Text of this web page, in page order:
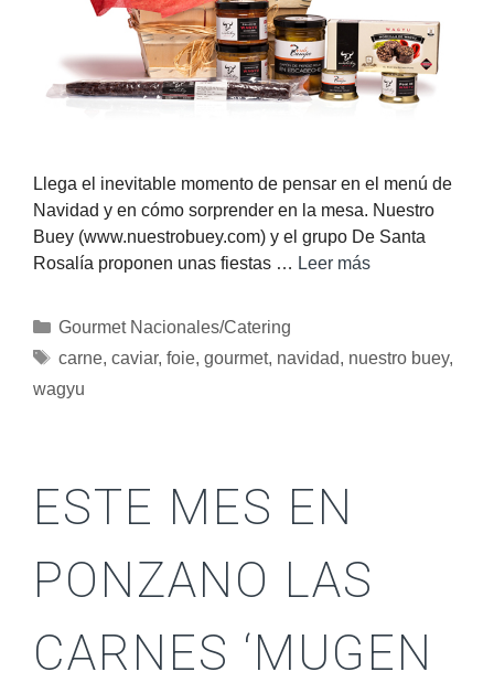
Llega el inevitable momento de pensar en el menú de
Navidad y en cómo sorprender en la mesa. Nuestro
Buey (www.nuestrobuey.com) y el grupo De Santa
Rosalía proponen unas fiestas … Leer más
Gourmet Nacionales/Catering
carne, caviar, foie, gourmet, navidad, nuestro buey,
wagyu
ESTE MES EN
PONZANO LAS
CARNES ‘MUGEN